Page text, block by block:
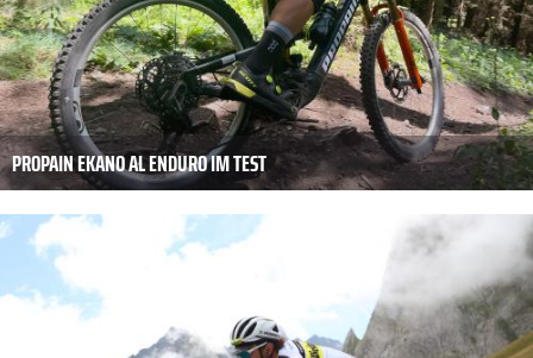
PROPAIN EKANO AL ENDURO IM TEST